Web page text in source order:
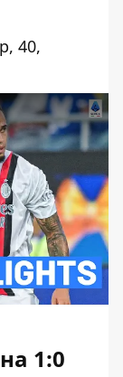
40,
1:0